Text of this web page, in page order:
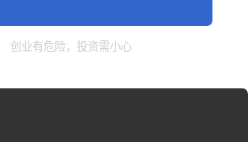
创业有危险，投资需小心